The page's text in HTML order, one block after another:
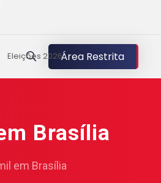
Eleições 2026Área Restrita
Brasília
em Brasília